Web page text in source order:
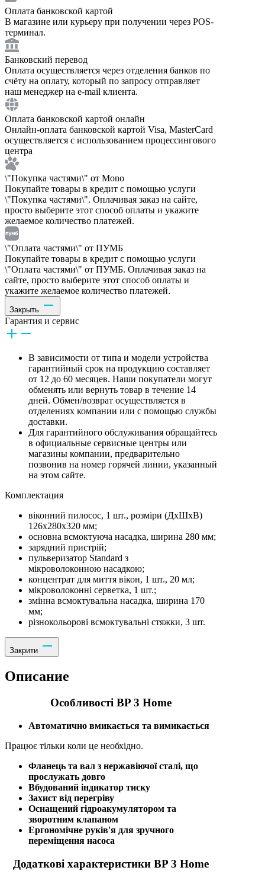
Оплата банковской картой
В магазине или курьеру при получении через POS-
терминал.
Банковский перевод
Оплата осуществляется через отделения банков по
счёту на оплату, который по запросу отправляет
наш менеджер на e-mail клиента.
Оплата банковской картой онлайн
Онлайн-оплата банковской картой Visa, MasterCard
осуществляется с использованием процессингового
центра
\"Покупка частями\" от Mono
Покупайте товары в кредит с помощью услуги
\"Покупка частями\". Оплачивая заказ на сайте,
просто выберите этот способ оплаты и укажите
желаемое количество платежей.
\"Оплата частями\" от ПУМБ
Покупайте товары в кредит с помощью услуги
\"Оплата частями\" от ПУМБ. Оплачивая заказ на
сайте, просто выберите этот способ оплаты и
укажите желаемое количество платежей.
Закрыть
Гарантия и сервис
В зависимости от типа и модели устройства
гарантийный срок на продукцию составляет
от 12 до 60 месяцев. Наши покупатели могут
обменять или вернуть товар в течение 14
дней. Обмен/возврат осуществляется в
отделениях компании или с помощью службы
доставки.
Для гарантийного обслуживания обращайтесь
в официальные сервисные центры или
магазины компании, предварительно
позвонив на номер горячей линии, указанный
на этом сайте.
Комплектация
віконний пилосос, 1 шт., розміри (ДхШхВ)
126x280x320 мм;
основна всмоктуюча насадка, ширина 280 мм;
зарядний пристрій;
пульверизатор Standard з
мікроволоконною насадкою;
концентрат для миття вікон, 1 шт., 20 мл;
мікроволоконні серветка, 1 шт.;
змінна всмоктувальна насадка, ширина 170
мм;
різнокольорові всмоктувальні стяжки, 3 шт.
Закрити
Описание
Особливості BP 3 Home
Автоматично вмикається та вимикається
Працює тільки коли це необхідно.
Фланець та вал з нержавіючої сталі, що
прослужать довго
Вбудований індикатор тиску
Захист від перегріву
Оснащений гідроакумулятором та
зворотним клапаном
Ергономічне руків'я для зручного
переміщення насоса
Додаткові характеристики BP 3 Home